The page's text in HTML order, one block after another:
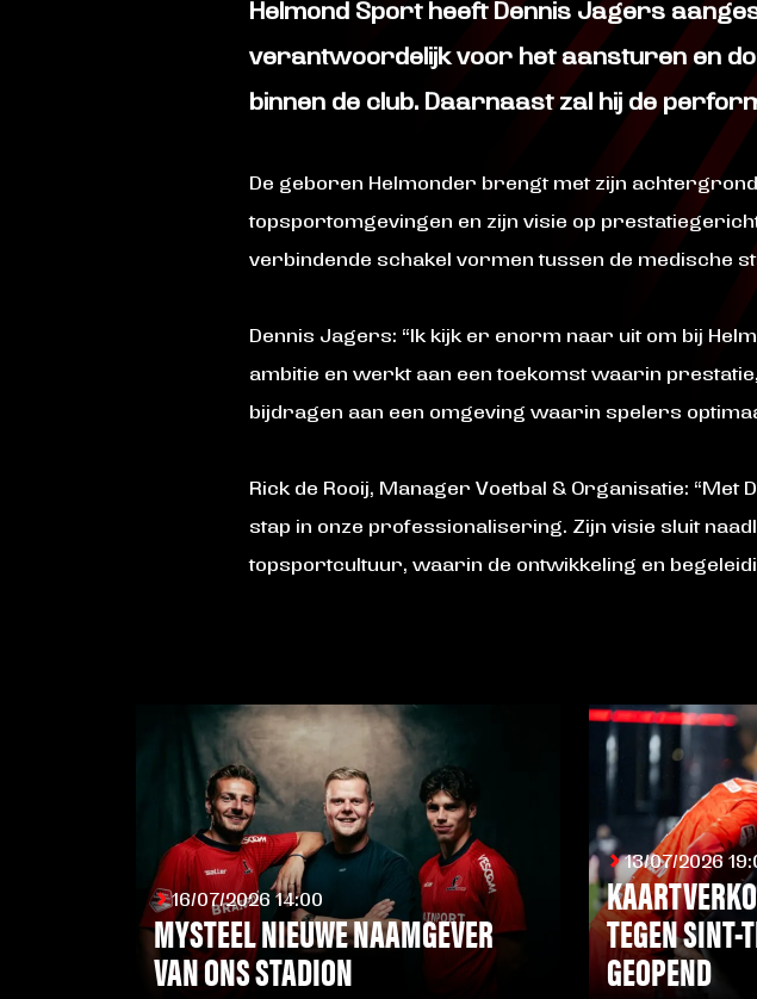
Helmond Sport heeft Dennis Jagers
verantwoordelijk voor het aansturen en
binnen de club. Daarnaast zal hij de
De geboren Helmonder brengt met zijn
topsportomgevingen en zijn visie op
verbindende schakel vormen tussen de medische
Dennis Jagers: “Ik kijk er enorm naar uit om bij
ambitie en werkt aan een toekomst waarin
bijdragen aan een omgeving waarin spelers
Rick de Rooij, Manager Voetbal & Organisatie: “Met
stap in onze professionalisering. Zijn visie sluit
topsportcultuur, waarin de ontwikkeling en
16/07/2026 14:00
MYSTEEL NIEUWE NAAMGEVER
VAN ONS STADION
13/07/2026
TEGEN SINT-
GEOPEND